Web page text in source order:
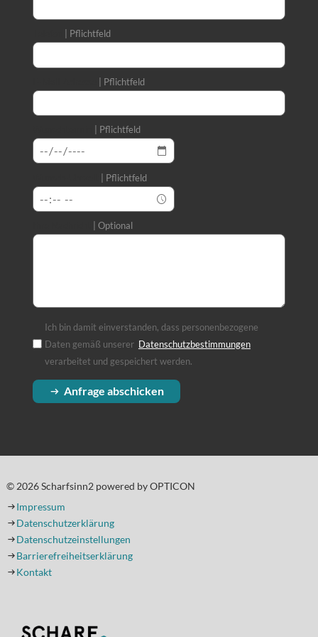
Pflichtfeld
Pflichtfeld
Pflichtfeld
Pflichtfeld
Optional
Ich bin damit einverstanden, dass personenbezogene
Daten gemäß unserer Datenschutzbestimmungen(Öffnet in einem
verarbeitet und gespeichert werden.
Anfrage abschicken
© 2026 Scharfsinn2 powered by OPTICON
Impressum
Datenschutzerklärung
Datenschutzeinstellungen
Barrierefreiheitserklärung
Kontakt